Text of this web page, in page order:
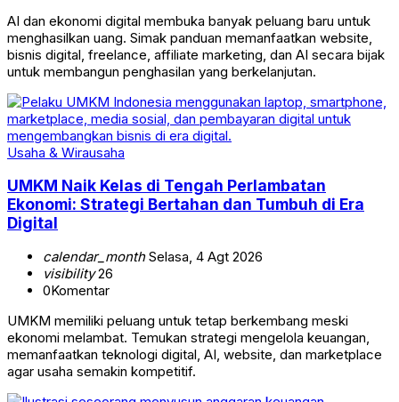
AI dan ekonomi digital membuka banyak peluang baru untuk
menghasilkan uang. Simak panduan memanfaatkan website,
bisnis digital, freelance, affiliate marketing, dan AI secara bijak
untuk membangun penghasilan yang berkelanjutan.
Usaha & Wirausaha
UMKM Naik Kelas di Tengah Perlambatan
Ekonomi: Strategi Bertahan dan Tumbuh di Era
Digital
calendar_monthSelasa, 4 Agt 2026
visibility26
0Komentar
UMKM memiliki peluang untuk tetap berkembang meski
ekonomi melambat. Temukan strategi mengelola keuangan,
memanfaatkan teknologi digital, AI, website, dan marketplace
agar usaha semakin kompetitif.